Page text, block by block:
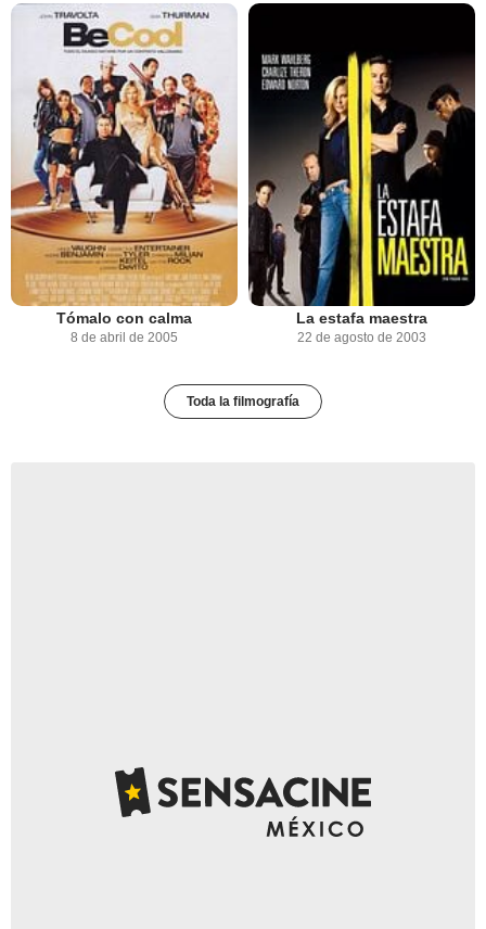
Tómalo con calma
8 de abril de 2005
La estafa maestra
22 de agosto de 2003
Toda la filmografía